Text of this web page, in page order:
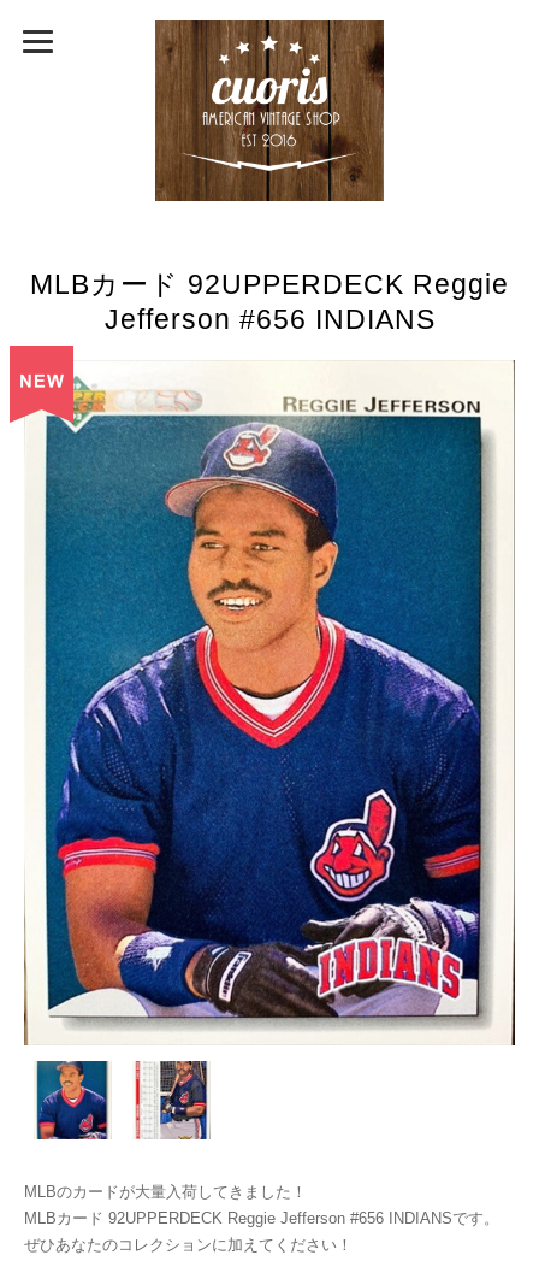
MLBカード 92UPPERDECK Reggie
Jefferson #656 INDIANS
MLBのカードが大量入荷してきました！
MLBカード 92UPPERDECK Reggie Jefferson #656 INDIANSです。
ぜひあなたのコレクションに加えてください！